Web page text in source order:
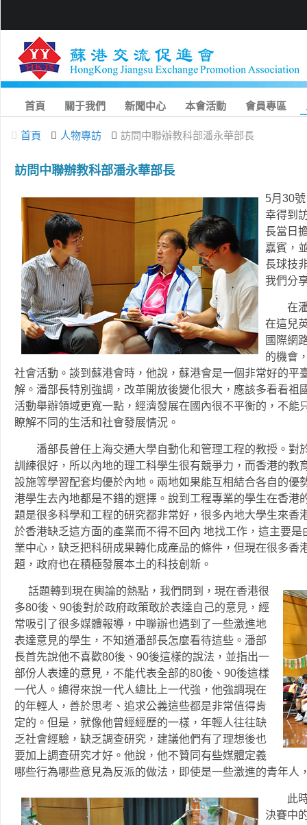
首頁 關于我們 新聞中心 本會活動 會員專區
首頁 人物專訪 訪問中聯辦教科部潘永華部長
訪問中聯辦教科部潘永華部長
5月30
幸得到
長當日
嘉賓，
長球技
我們分
在潘
在這兒
國際網
的機會
社會活動。談到蘇港會時，他說，蘇港會是一個非常好的平
解。潘部長特別強調，改革開放後變化很大，應該多看看祖
活動舉辦領域更寬一點，經濟發展在國內很不平衡的，不能
瞭解不同的生活和社會發展情況。
潘部長曾任上海交通大學自動化和管理工程的教授。對
訓練很好，所以內地的理工科學生很有競爭力，而香港的教
設施等學習配套均優於內地。兩地如果能互相結合各自的優
港學生去內地都是不錯的選擇。說到工程專業的學生在香港
題是很多科學和工程的研究都非常好，很多內地大學生來香
於香港缺乏這方面的產業而不得不回內 地找工作，這主要
業中心，缺乏把科研成果轉化成產品的條件，但現在很多香
題，政府也在積極發展本土的科技創新。
話題轉到現在輿論的熱點，我們問到，現在香港很
多80後、90後對於政府政策敢於表達自己的意見，經
常吸引了很多媒體報導，中聯辦也遇到了一些激進地
表達意見的學生，不知道潘部長怎麼看待這些。潘部
長首先說他不喜歡80後、90後這樣的說法，並指出一
部份人表達的意見，不能代表全部的80後、90後這樣
一代人。總得來說一代人總比上一代強，他強調現在
的年輕人，善於思考、追求公義這些都是非常值得肯
定的。但是，就像他曾經經歷的一樣，年輕人往往缺
乏社會經驗，缺乏調查研究，建議他們有了理想後也
要加上調查研究才好。他說，他不贊同有些媒體定義
哪些行為哪些意見為反派的做法，即使是一些激進的青年人
此時
決賽中